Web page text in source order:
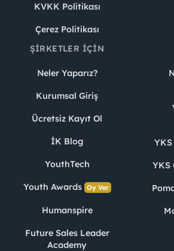
KVKK Politikası
Çerez Politikası
ŞIRKETLER İÇIN
Neler Yaparız?
Kurumsal Giriş
Ücretsiz Kayıt Ol
İK Blog
YouthTech
Youth Awards Oy Ver
Humanspire
Future Sales Leader
Academy
YKS
YKS